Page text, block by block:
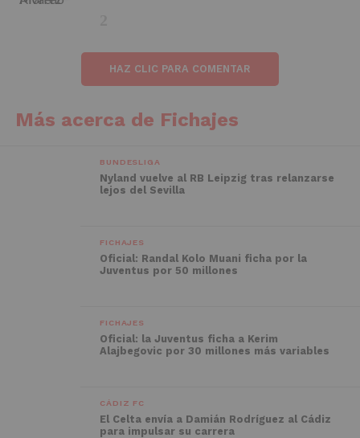
HAZ CLIC PARA COMENTAR
Más acerca de Fichajes
BUNDESLIGA
Nyland vuelve al RB Leipzig tras relanzarse
lejos del Sevilla
FICHAJES
Oficial: Randal Kolo Muani ficha por la
Juventus por 50 millones
FICHAJES
Oficial: la Juventus ficha a Kerim
Alajbegovic por 30 millones más variables
CÁDIZ FC
El Celta envía a Damián Rodríguez al Cádiz
para impulsar su carrera